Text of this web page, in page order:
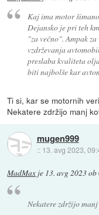
Kaj ima motor
Dejansko je pri teh
"za večno". Ampak
vzdrževanja
preslaba kvaliteta
biti najbolše kar
Ti si, kar se motornih
Nekatere zdržijo manj
mugen999
:: 13. avg 2023,
MadMax je 13. avg 2023
Nekatere zdržijo